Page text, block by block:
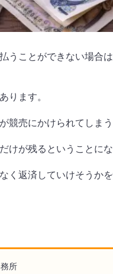
うことができない場合は
ります。
競売にかけられてしまう
けが残るということにな
く返済していけそうか
所